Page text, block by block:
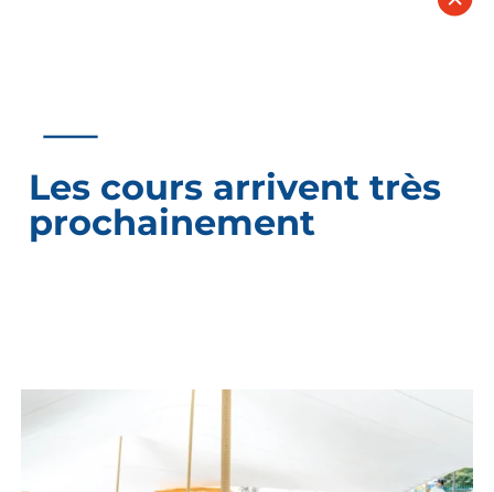
Les cours arrivent très
prochainement